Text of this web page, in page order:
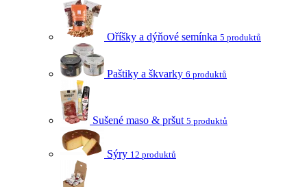
Oříšky a dýňové semínka 5 produktů
Paštiky a škvarky 6 produktů
Sušené maso & pršut 5 produktů
Sýry 12 produktů